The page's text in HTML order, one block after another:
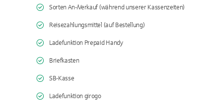
Sorten An-/Verkauf (während unserer Kassenzeiten)
Reisezahlungsmittel (auf Bestellung)
Ladefunktion Prepaid Handy
Briefkasten
SB-Kasse
Ladefunktion girogo